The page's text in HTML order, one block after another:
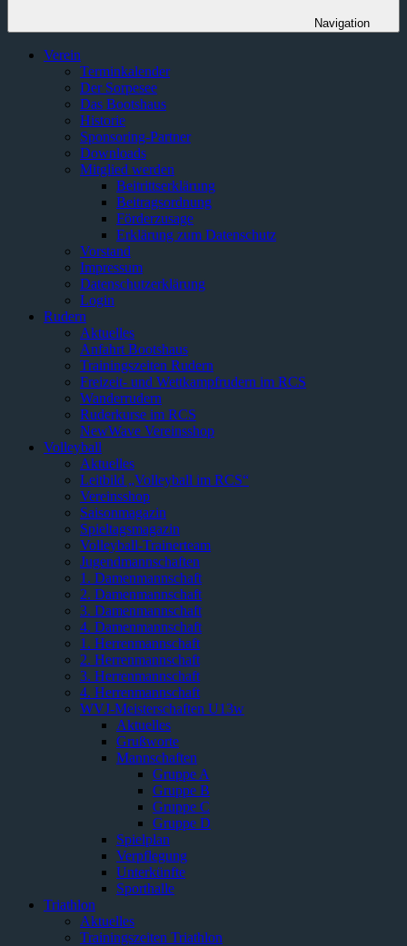
Navigation
Verein
Terminkalender
Der Sorpesee
Das Bootshaus
Historie
Sponsoring-Partner
Downloads
Mitglied werden
Beitrittserklärung
Beitragsordnung
Förderzusage
Erklärung zum Datenschutz
Vorstand
Impressum
Datenschutzerklärung
Login
Rudern
Aktuelles
Anfahrt Bootshaus
Trainingszeiten Rudern
Freizeit- und Wettkampfrudern im RCS
Wanderrudern
Ruderkurse im RCS
NewWave Vereinsshop
Volleyball
Aktuelles
Leitbild „Volleyball im RCS“
Vereinsshop
Saisonmagazin
Spieltagsmagazin
Volleyball-Trainerteam
Jugendmannschaften
1. Damenmannschaft
2. Damenmannschaft
3. Damenmannschaft
4. Damenmannschaft
1. Herrenmannschaft
2. Herrenmannschaft
3. Herrenmannschaft
4. Herrenmannschaft
WVJ-Meisterschaften U13w
Aktuelles
Grußworte
Mannschaften
Gruppe A
Gruppe B
Gruppe C
Gruppe D
Spielplan
Verpflegung
Unterkünfte
Sporthalle
Triathlon
Aktuelles
Trainingszeiten Triathlon